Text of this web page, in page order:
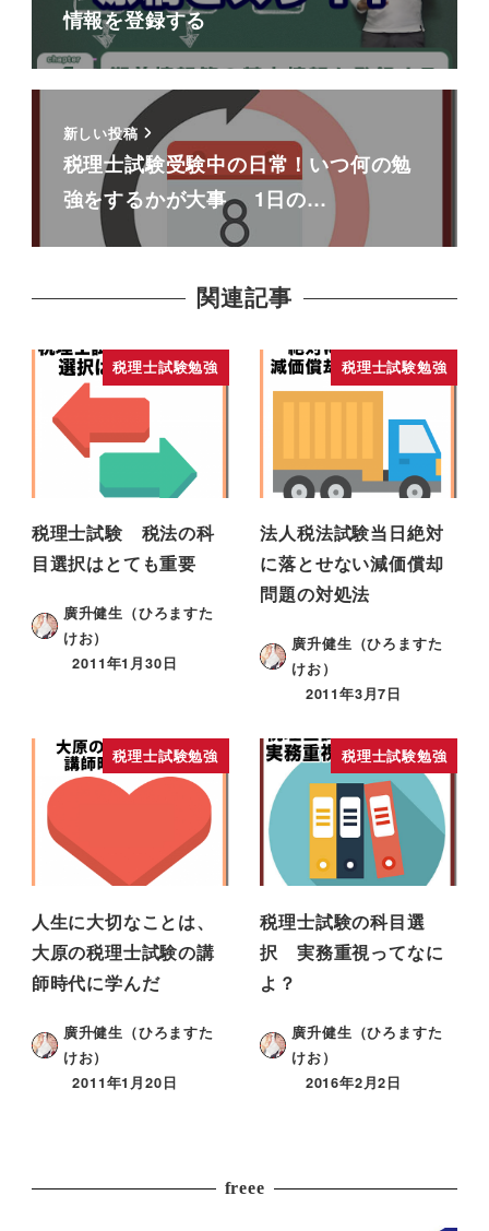
情報を登録する
新しい投稿
税理士試験受験中の日常！いつ何の勉
強をするかが大事 1日の…
関連記事
税理士試験勉強
税理士試験 税法の科
目選択はとても重要
廣升健生（ひろますた
けお）
2011年1月30日
税理士試験勉強
法人税法試験当日絶対
に落とせない減価償却
問題の対処法
廣升健生（ひろますた
けお）
2011年3月7日
税理士試験勉強
人生に大切なことは、
大原の税理士試験の講
師時代に学んだ
廣升健生（ひろますた
けお）
2011年1月20日
税理士試験勉強
税理士試験の科目選
択 実務重視ってなに
よ？
廣升健生（ひろますた
けお）
2016年2月2日
freee